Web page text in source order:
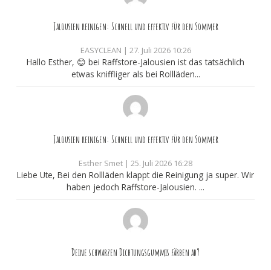
Jalousien reinigen: Schnell und effektiv für den Sommer
EASYCLEAN | 27. Juli 2026 10:26
Hallo Esther, 😊 bei Raffstore-Jalousien ist das tatsächlich
etwas kniffliger als bei Rollläden...
Jalousien reinigen: Schnell und effektiv für den Sommer
Esther Smet | 25. Juli 2026 16:28
Liebe Ute, Bei den Rollläden klappt die Reinigung ja super. Wir
haben jedoch Raffstore-Jalousien. ...
Deine schwarzen Dichtungsgummis färben ab?